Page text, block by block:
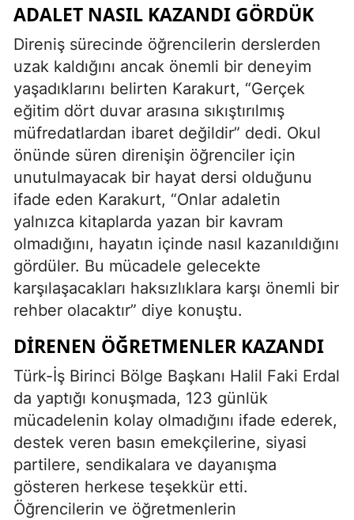
ADALET NASIL KAZANDI GÖRDÜK
Direniş sürecinde öğrencilerin derslerden
uzak kaldığını ancak önemli bir deneyim
yaşadıklarını belirten Karakurt, “Gerçek
eğitim dört duvar arasına sıkıştırılmış
müfredatlardan ibaret değildir” dedi. Okul
önünde süren direnişin öğrenciler için
unutulmayacak bir hayat dersi olduğunu
ifade eden Karakurt, “Onlar adaletin
yalnızca kitaplarda yazan bir kavram
olmadığını, hayatın içinde nasıl kazanıldığını
gördüler. Bu mücadele gelecekte
karşılaşacakları haksızlıklara karşı önemli bir
rehber olacaktır” diye konuştu.
DIRENEN ÖĞRETMENLER KAZANDI
Türk-İş Birinci Bölge Başkanı Halil Faki Erdal
da yaptığı konuşmada, 123 günlük
mücadelenin kolay olmadığını ifade ederek,
destek veren basın emekçilerine, siyasi
partilere, sendikalara ve dayanışma
gösteren herkese teşekkür etti.
Öğrencilerin ve öğretmenlerin